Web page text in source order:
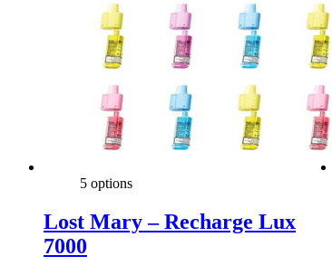
5 options
Lost Mary – Recharge Lux
7000